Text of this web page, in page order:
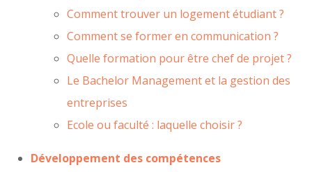
Comment trouver un logement étudiant ?
Comment se former en communication ?
Quelle formation pour être chef de projet ?
Le Bachelor Management et la gestion des
entreprises
Ecole ou faculté : laquelle choisir ?
Développement des compétences